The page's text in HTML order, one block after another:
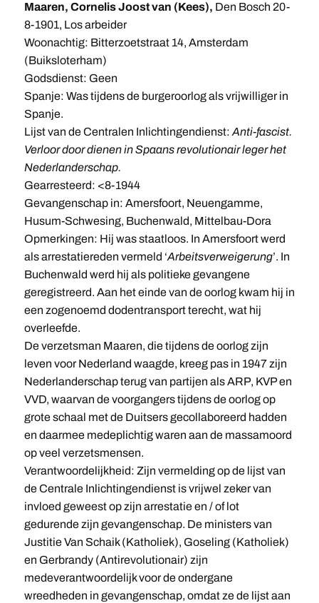
Maaren, Cornelis Joost van (Kees), Den Bosch 20-
8-1901, Los arbeider
Woonachtig: Bitterzoetstraat 14, Amsterdam
(Buiksloterham)
Godsdienst: Geen
Spanje: Was tijdens de burgeroorlog als vrijwilliger in
Spanje.
Lijst van de Centralen Inlichtingendienst: Anti-fascist.
Verloor door dienen in Spaans revolutionair leger het
Nederlanderschap.
Gearresteerd: <8-1944
Gevangenschap in: Amersfoort, Neuengamme,
Husum-Schwesing, Buchenwald, Mittelbau-Dora
Opmerkingen: Hij was staatloos. In Amersfoort werd
als arrestatiereden vermeld ‘Arbeitsverweigerung’. In
Buchenwald werd hij als politieke gevangene
geregistreerd. Aan het einde van de oorlog kwam hij in
een zogenoemd dodentransport terecht, wat hij
overleefde.
De verzetsman Maaren, die tijdens de oorlog zijn
leven voor Nederland waagde, kreeg pas in 1947 zijn
Nederlanderschap terug van partijen als ARP, KVP en
VVD, waarvan de voorgangers tijdens de oorlog op
grote schaal met de Duitsers gecollaboreerd hadden
en daarmee medeplichtig waren aan de massamoord
op veel verzetsmensen.
Verantwoordelijkheid: Zijn vermelding op de lijst van
de Centrale Inlichtingendienst is vrijwel zeker van
invloed geweest op zijn arrestatie en / of lot
gedurende zijn gevangenschap. De ministers van
Justitie Van Schaik (Katholiek), Goseling (Katholiek)
en Gerbrandy (Antirevolutionair) zijn
medeverantwoordelijk voor de ondergane
wreedheden in gevangenschap, omdat ze de lijst aan